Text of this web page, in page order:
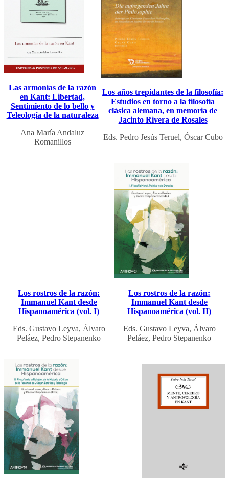
Las armonías de la razón
en Kant: Libertad,
Sentimiento de lo bello y
Teleología de la naturaleza
Ana María Andaluz
Romanillos
Los años trepidantes de la filosofía:
Estudios en torno a la filosofía
clásica alemana, en memoria de
Jacinto Rivera de Rosales
Eds. Pedro Jesús Teruel, Óscar Cubo
Los rostros de la razón:
Immanuel Kant desde
Hispanoamérica (vol. I)
Eds. Gustavo Leyva, Álvaro
Peláez, Pedro Stepanenko
Los rostros de la razón:
Immanuel Kant desde
Hispanoamérica (vol. II)
Eds. Gustavo Leyva, Álvaro
Peláez, Pedro Stepanenko